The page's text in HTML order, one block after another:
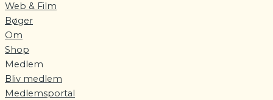
Web & Film
Bøger
Om
Shop
Medlem
Bliv medlem
Medlemsportal